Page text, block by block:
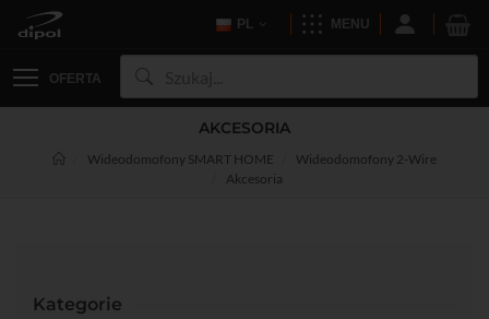
PL MENU
OFERTA
AKCESORIA
Wideodomofony SMART HOME
Wideodomofony 2-Wire
Akcesoria
Kategorie